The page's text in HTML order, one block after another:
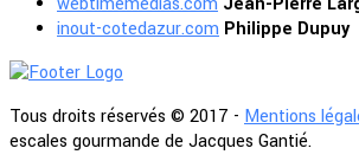
inout-cotedazur.com Philippe Dupuy
Tous droits réservés © 2017 - Mentions
escales gourmande de Jacques Gantié.